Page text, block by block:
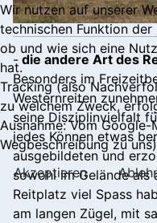
- die andere Art des
Besonders im
Westernreiten
seine Disziplinvielfalt
jedes Können etwas
ausgebildeten und
sowohl im Gelände
Reitplatz viel Spass
am langen Zügel, mit
Wir nutzen auf unserer
technischen Funktion
ob und wie sich eine
hat.
Tracking (also
zu welchem Zweck,
Ausnahme: Vom
Wegbeschreibung zu
Akzeptieren